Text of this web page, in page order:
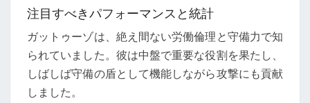
注目すべきパフォーマンスと統計
ガットゥーゾは、絶え間ない労働倫理と守備力で知
られていました。彼は中盤で重要な役割を果たし、
しばしば守備の盾として機能しながら攻撃にも貢献
しました。